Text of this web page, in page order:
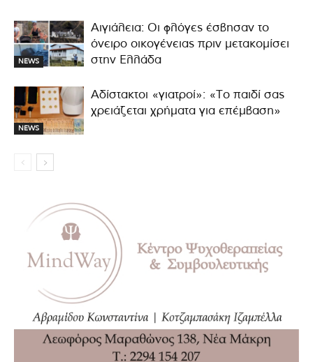
NEWS
Αιγιάλεια: Οι φλόγες έσβησαν το
όνειρο οικογένειας πριν μετακομίσει
στην Ελλάδα
NEWS
Αδίστακτοι «γιατροί»: «Το παιδί σας
χρειάζεται χρήματα για επέμβαση»